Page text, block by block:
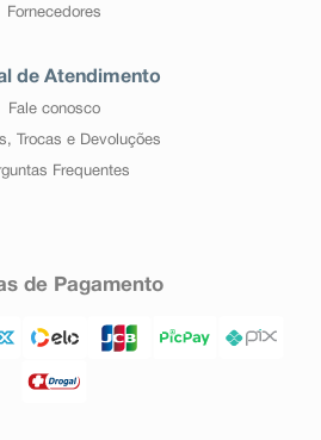
Fornecedores
de Atendimento
Fale conosco
Trocas e Devoluções
Frequentes
de Pagamento